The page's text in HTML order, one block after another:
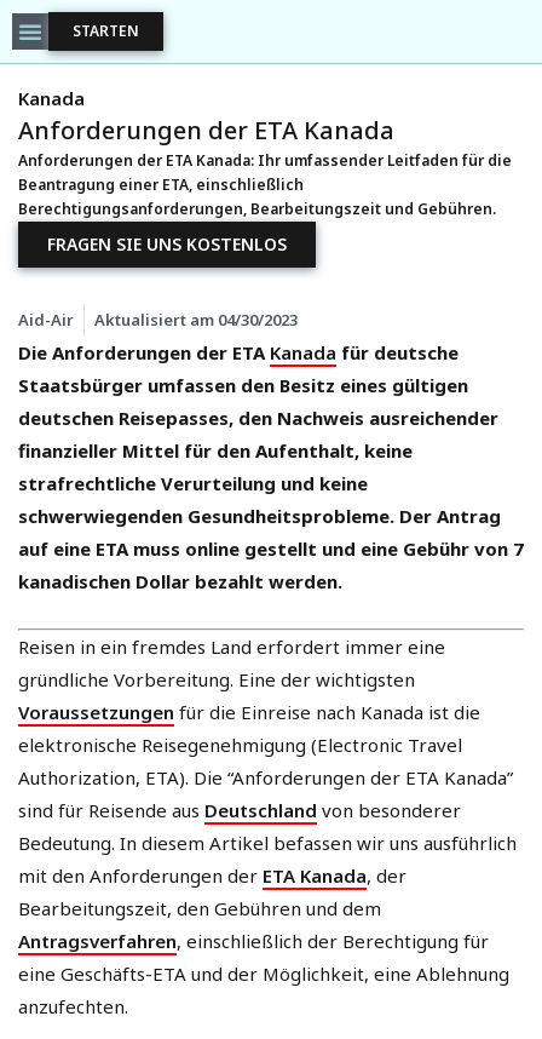
STARTEN
Kanada
Anforderungen der ETA Kanada
Anforderungen der ETA Kanada: Ihr umfassender Leitfaden für die
Beantragung einer ETA, einschließlich
Berechtigungsanforderungen, Bearbeitungszeit und Gebühren.
FRAGEN SIE UNS KOSTENLOS
Aid-Air Aktualisiert am 04/30/2023
Die Anforderungen der ETA Kanada für deutsche
Staatsbürger umfassen den Besitz eines gültigen
deutschen Reisepasses, den Nachweis ausreichender
finanzieller Mittel für den Aufenthalt, keine
strafrechtliche Verurteilung und keine
schwerwiegenden Gesundheitsprobleme. Der Antrag
auf eine ETA muss online gestellt und eine Gebühr von 7
kanadischen Dollar bezahlt werden.
Reisen in ein fremdes Land erfordert immer eine
gründliche Vorbereitung. Eine der wichtigsten
Voraussetzungen für die Einreise nach Kanada ist die
elektronische Reisegenehmigung (Electronic Travel
Authorization, ETA). Die “Anforderungen der ETA Kanada”
sind für Reisende aus Deutschland von besonderer
Bedeutung. In diesem Artikel befassen wir uns ausführlich
mit den Anforderungen der ETA Kanada, der
Bearbeitungszeit, den Gebühren und dem
Antragsverfahren, einschließlich der Berechtigung für
eine Geschäfts-ETA und der Möglichkeit, eine Ablehnung
anzufechten.